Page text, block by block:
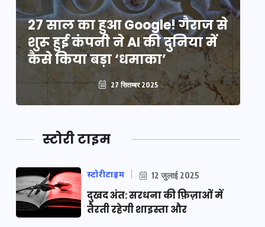
27 साल का हुआ Google! गैराज से
शुरू हुई कंपनी ने AI की दुनिया में
कैसे किया बड़ा ‘धमाका’
27 सितम्बर 2025
स्टोरी टाइम
स्टोरीटाइम 12 जुलाई 2025
दुखद अंत: सरधना की फ़िज़ाओं में
तैरती रहेगी शाइस्ता और